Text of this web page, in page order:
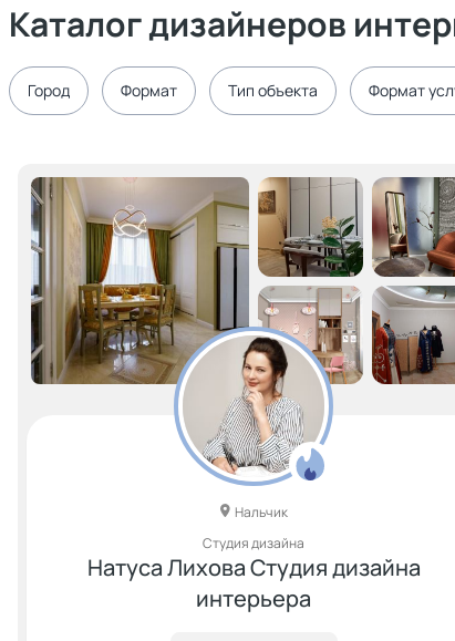
Каталог дизайнеров
Город Формат Тип объекта Формат
Нальчик
Студия дизайна
Натуса Лихова Студия дизайна
интерьера